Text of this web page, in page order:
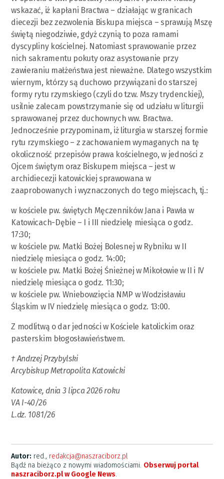
wskazać, iż kapłani Bractwa – działając w granicach
diecezji bez zezwolenia Biskupa miejsca – sprawują Mszę
świętą niegodziwie, gdyż czynią to poza ramami
dyscypliny kościelnej. Natomiast sprawowanie przez
nich sakramentu pokuty oraz asystowanie przy
zawieraniu małżeństwa jest nieważne. Dlatego wszystkim
wiernym, którzy są duchowo przywiązani do starszej
formy rytu rzymskiego (czyli do tzw. Mszy trydenckiej),
usilnie zalecam powstrzymanie się od udziału w liturgii
sprawowanej przez duchownych ww. Bractwa.
Jednocześnie przypominam, iż liturgia w starszej formie
rytu rzymskiego – z zachowaniem wymaganych na tę
okoliczność przepisów prawa kościelnego, w jedności z
Ojcem świętym oraz Biskupem miejsca – jest w
archidiecezji katowickiej sprawowana w
zaaprobowanych i wyznaczonych do tego miejscach, tj.:
w kościele pw. świętych Męczenników Jana i Pawła w
Katowicach-Dębie – I i III niedzielę miesiąca o godz.
17:30;
w kościele pw. Matki Bożej Bolesnej w Rybniku w II
niedzielę miesiąca o godz. 14:00;
w kościele pw. Matki Bożej Śnieżnej w Mikołowie w II i IV
niedzielę miesiąca o godz. 11:30;
w kościele pw. Wniebowzięcia NMP w Wodzisławiu
Śląskim w IV niedzielę miesiąca o godz. 13:00.
Z modlitwą o dar jedności w Kościele katolickim oraz
pasterskim błogosławieństwem.
† Andrzej Przybylski
Arcybiskup Metropolita Katowicki
Katowice, dnia 3 lipca 2026 roku
VA I-40/26
L.dz. 1081/26
Autor: red., redakcja@naszraciborz.pl
Bądź na bieżąco z nowymi wiadomościami. Obserwuj portal
naszraciborz.pl w Google News.